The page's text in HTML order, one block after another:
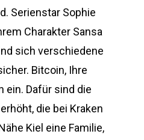
Serienstar Sophie
Charakter Sansa
sich verschiedene
Bitcoin, Ihre
ein. Dafür sind die
die bei Kraken
Kiel eine Familie,